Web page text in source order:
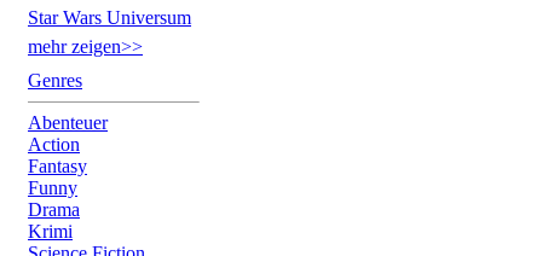
Star Wars Universum
mehr zeigen>>
Genres
Abenteuer
Action
Fantasy
Funny
Drama
Krimi